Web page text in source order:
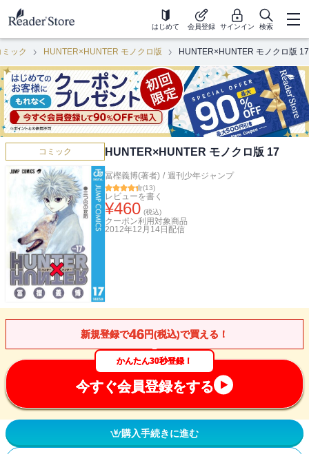
はじめて 会員登録 サインイン 検索
ック HUNTER×HUNTER モノクロ版 HUNTER×HUNTER モノクロ版 17
コミック HUNTER×HUNTER モノクロ版 17
冨樫義博(著者) / 週刊少年ジャンプ
(13)
レビューを書く
¥460 (税込)
クーポン利用対象商品
2012年12月14日 配信
新規登録で46円(税込)で買える！
かんたん30秒登録！
今すぐ会員登録をする
購入手続きに進む